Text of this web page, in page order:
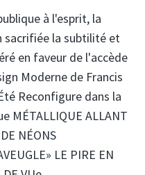
à l'esprit, la
sacrifiée la subtilité et
en faveur de l'accède
Moderne de Francis
Reconfigure dans la
MÉTALLIQUE ALLANT
NÉONS
LE PIRE EN